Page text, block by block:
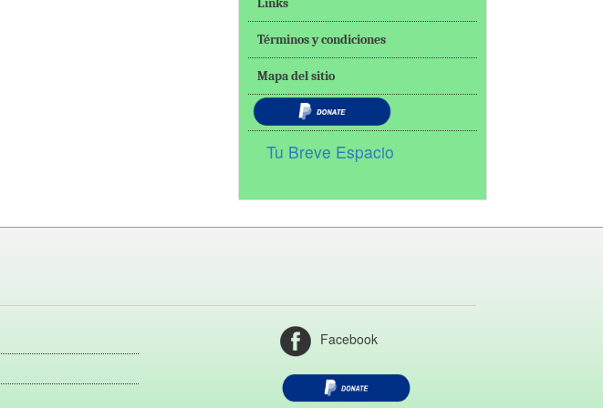
Links
Términos y condiciones
Mapa del sitio
Tu Breve Espacio
Facebook